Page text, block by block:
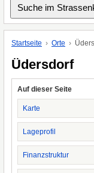
Startseite Orte
Üdersdorf
Auf dieser Seite
Karte
Lageprofil
Finanzstruktur